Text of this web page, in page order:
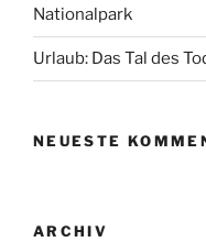
Nationalpark
Urlaub: Das Tal des
NEUESTE
ARCHIV